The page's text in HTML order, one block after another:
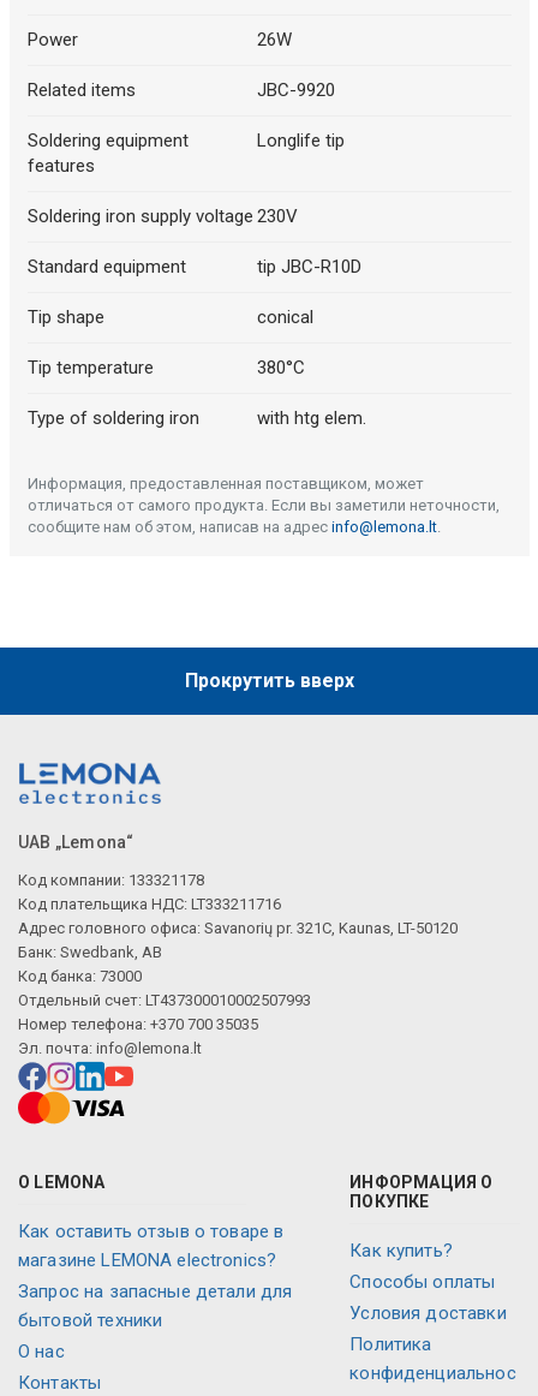
Power 26W
Related items JBC-9920
Soldering equipment
features
Longlife tip
Soldering iron supply voltage 230V
Standard equipment tip JBC-R10D
Tip shape conical
Tip temperature 380°C
Type of soldering iron with htg elem.
Информация, предоставленная поставщиком, может
отличаться от самого продукта. Если вы заметили неточности,
сообщите нам об этом, написав на адрес info@lemona.lt.
Прокрутить вверх
UAB „Lemona“
Код компании: 133321178
Код плательщика НДС: LT333211716
Адрес головного офиса: Savanorių pr. 321C, Kaunas, LT-50120
Банк: Swedbank, AB
Код банка: 73000
Отдельный счет: LT437300010002507993
Номер телефона: +370 700 35035
Эл. почта: info@lemona.lt
О LEMONA
Как оставить отзыв о товаре в
магазине LEMONA electronics?
Запрос на запасные детали для
бытовой техники
O нас
Контакты
ИНФОРМАЦИЯ О
ПОКУПКЕ
Как купить?
Способы оплаты
Условия доставки
Политика
конфиденциальнос